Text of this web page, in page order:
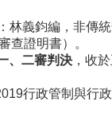
林義鈞編，非傳
查證明書）。
、二審判決 ，收
行政管制與行